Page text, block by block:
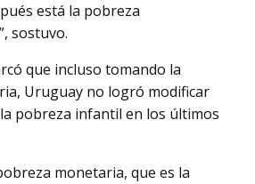
está la pobreza
sostuvo.
que incluso tomando la
Uruguay no logró modificar
pobreza infantil en los últimos
monetaria, que es la